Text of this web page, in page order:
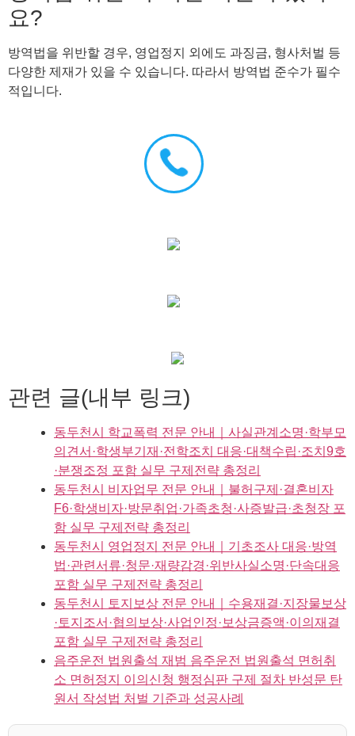
요?
방역법을 위반할 경우, 영업정지 외에도 과징금, 형사처벌 등
다양한 제재가 있을 수 있습니다. 따라서 방역법 준수가 필수
적입니다.
관련 글(내부 링크)
동두천시 학교폭력 전문 안내｜사실관계소명·학부모
의견서·학생부기재·전학조치 대응·대책수립·조치9호
·분쟁조정 포함 실무 구제전략 총정리
동두천시 비자업무 전문 안내｜불허구제·결혼비자
F6·학생비자·방문취업·가족초청·사증발급·초청장 포
함 실무 구제전략 총정리
동두천시 영업정지 전문 안내｜기초조사 대응·방역
법·관련서류·청문·재량감경·위반사실소명·단속대응
포함 실무 구제전략 총정리
동두천시 토지보상 전문 안내｜수용재결·지장물보상
·토지조서·협의보상·사업인정·보상금증액·이의재결
포함 실무 구제전략 총정리
음주운전 법원출석 재범 음주운전 법원출석 면허취
소 면허정지 이의신청 행정심판 구제 절차 반성문 탄
원서 작성법 처벌 기준과 성공사례